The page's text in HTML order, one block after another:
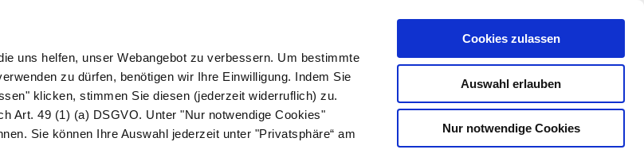
uns helfen, unser Webangebot zu verbessern. Um bestimmte
zu dürfen, benötigen wir Ihre Einwilligung. Indem Sie
klicken, stimmen Sie diesen (jederzeit widerruflich) zu.
Art. 49 (1) (a) DSGVO. Unter "Nur notwendige Cookies"
Sie können Ihre Auswahl jederzeit unter "Privatsphäre“ am
Cookies zulassen
Auswahl erlauben
Nur notwendige Cookies
Kundenlogin
Suche
Naturheilkunde Eltern & Kind Gesund leben Über uns